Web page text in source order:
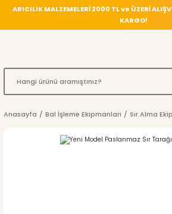
ARICILIK MALZEMELERİ 2000 TL ve ÜZERİ
KARGO!
Anasayfa Bal İşleme Ekipmanları Sır Alma